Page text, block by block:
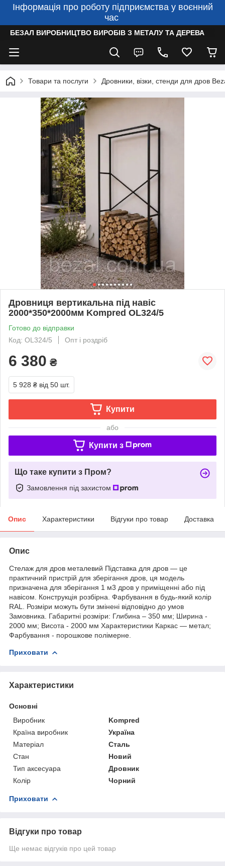
Інформація про роботу підприємства у воєнний
час
БЕЗАЛ ВИРОБНИЦТВО ВИРОБІВ З МЕТАЛУ ТА ДЕРЕВА
Товари та послуги Дровники, візки, стенди для дров
Дровниця вертикальна під навіс
2000*350*2000мм Kompred OL324/5
Готово до відправки
Код: OL324/5
Опт і роздріб
6 380 ₴
5 928 ₴ від 50 шт.
Купити
або
Купити з
Що таке купити з Пром?
Замовлення під захистом
Опис Характеристики Відгуки про товар Доставка
Опис
Стелаж для дров металевий Підставка для дров — це
практичний пристрій для зберігання дров, ця модель
призначена для зберігання 1 м3 дров у приміщенні або під
навісом. Конструкція розбірна. Фарбування в будь-який колір
RAL. Розміри можуть бути змінені відповідно до умов
Замовника. Габаритні розміри: Глибина – 350 мм; Ширина -
2000 мм; Висота - 2000 мм Характеристики Каркас — метал;
Фарбування - порошкове полімерне.
Приховати
Характеристики
Основні
Виробник
Kompred
Країна виробник
Україна
Матеріал
Сталь
Стан
Новий
Тип аксесуара
Дровник
Колір
Чорний
Приховати
Відгуки про товар
Ще немає відгуків про цей товар